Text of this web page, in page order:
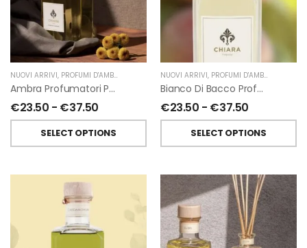
NUOVI ARRIVI, PROFUMI D'AMBIENTE PROFUMATORI A BASTONCINI,CHIARA FIRENZE
Ambra Profumatori Per Ambiente A Bastoncini Di Chiara Firenze
€23.50 - €37.50
SELECT OPTIONS
NUOVI ARRIVI, PROFUMI D'AMBIENTE
Bianco Di Bacco Profumatori Per Ambiente A Bastoncini Di Chiara Firenze
€23.50 - €37.50
SELECT OPTIONS